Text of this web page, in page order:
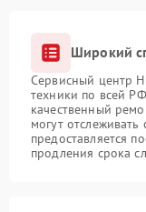
Широкий
Сервисный центр
техники по всей
качественный
могут
предоставляется
продления срока